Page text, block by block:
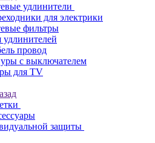
удлинители
для электрики
фильтры
удлинителей
провод
с выключателем
для TV
защиты